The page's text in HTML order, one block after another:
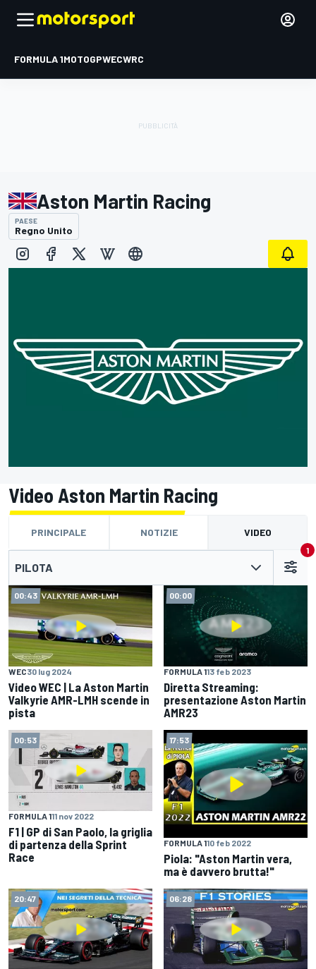
FORMULA 1MOTOGPWECWRC
Aston Martin Racing
PAESE
Regno Unito
Video Aston Martin Racing
PRINCIPALE NOTIZIE VIDEO
PILOTA
1
00:43
WEC30 lug 2024
Video WEC | La Aston Martin
Valkyrie AMR-LMH scende in
pista
00:00
FORMULA 113 feb 2023
Diretta Streaming:
presentazione Aston Martin
AMR23
00:53
FORMULA 111 nov 2022
F1 | GP di San Paolo, la griglia
di partenza della Sprint
Race
17:53
FORMULA 110 feb 2022
Piola: "Aston Martin vera,
ma è davvero brutta!"
20:47 06:28